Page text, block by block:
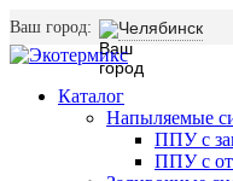
Ваш город: Челябинск
Каталог
Напыляемые
ППУ с
ППУ с